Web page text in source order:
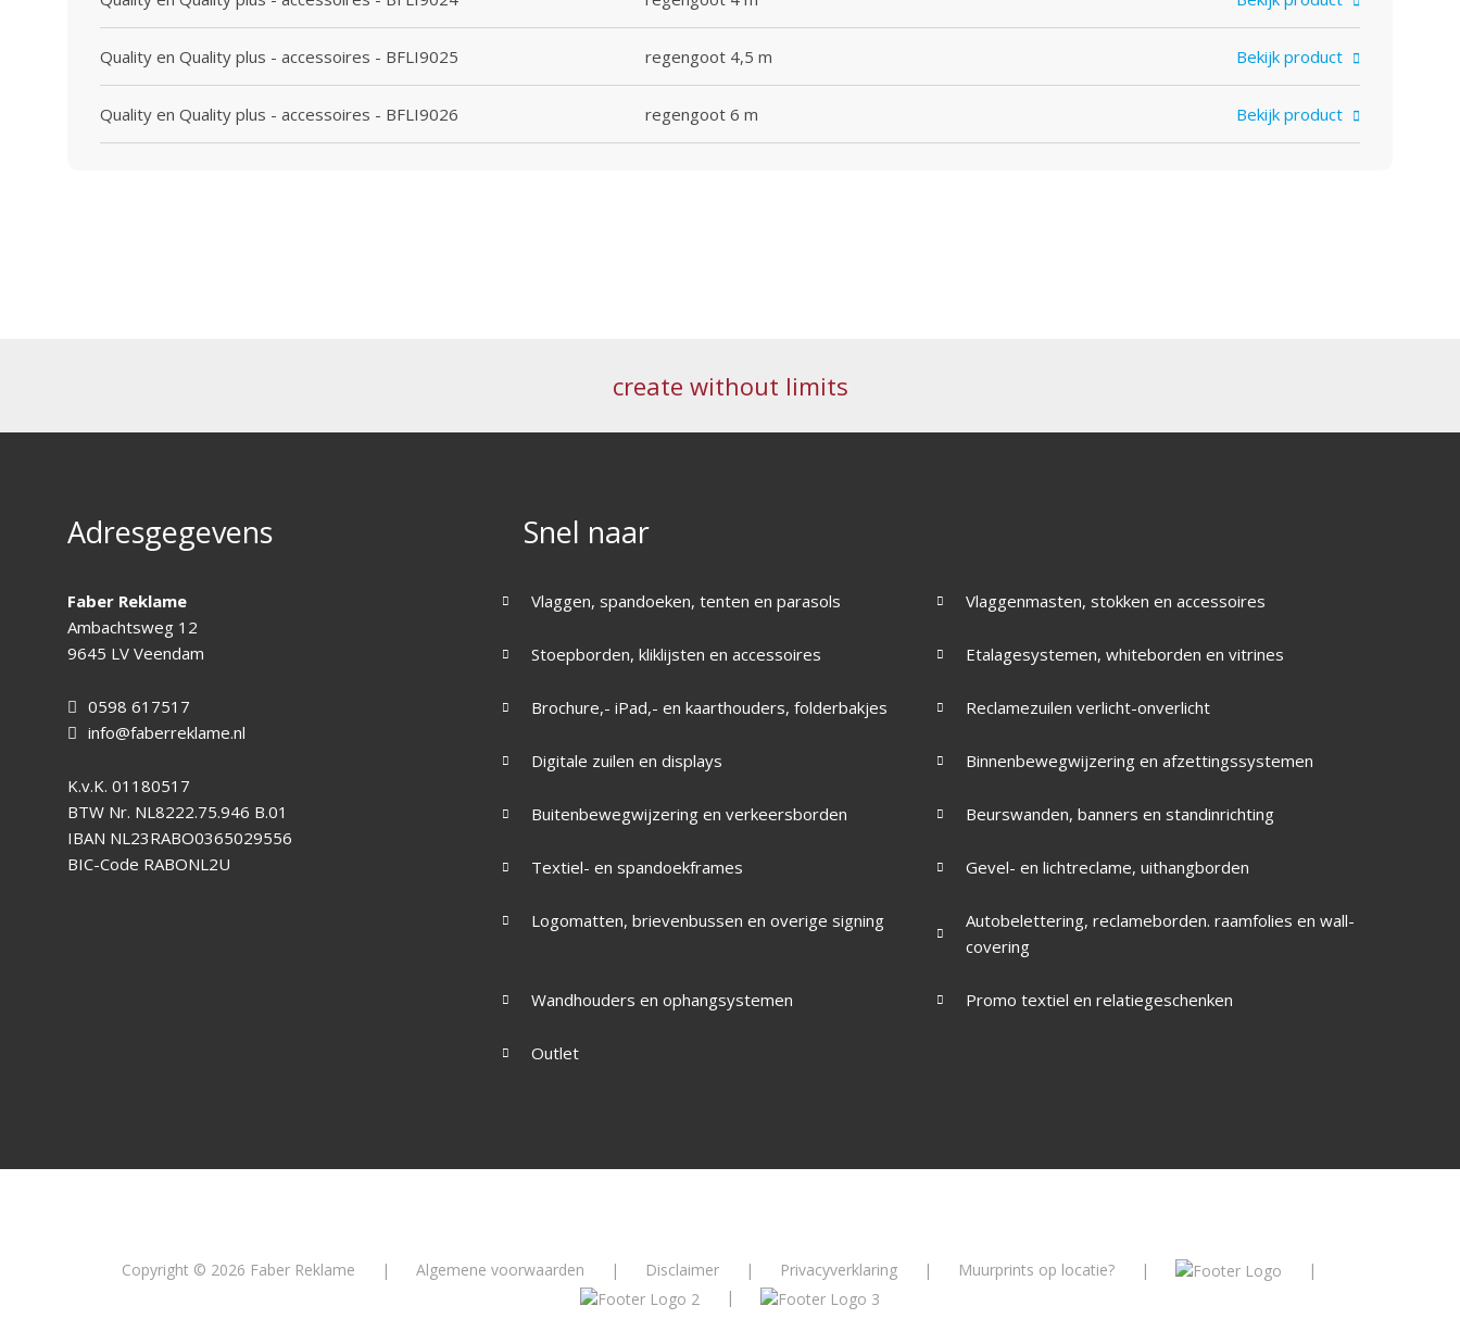
Quality en Quality plus - accessoires - BFLI9025 regengoot 4,5 m Bekijk product
Quality en Quality plus - accessoires - BFLI9026 regengoot 6 m Bekijk product
create without limits
Adresgegevens
Faber Reklame
Ambachtsweg 12
9645 LV Veendam
0598 617517
info@faberreklame.nl
K.v.K. 01180517
BTW Nr. NL8222.75.946 B.01
IBAN NL23RABO0365029556
BIC-Code RABONL2U
Snel naar
Vlaggen, spandoeken, tenten en parasols Vlaggenmasten, stokken en accessoires
Stoepborden, kliklijsten en accessoires Etalagesystemen, whiteborden en vitrines
Brochure,- iPad,- en kaarthouders, folderbakjes Reclamezuilen verlicht-onverlicht
Digitale zuilen en displays Binnenbewegwijzering en afzettingssystemen
Buitenbewegwijzering en verkeersborden Beurswanden, banners en standinrichting
Textiel- en spandoekframes Gevel- en lichtreclame, uithangborden
Logomatten, brievenbussen en overige signing
Autobelettering, reclameborden. raamfolies en wall-
covering
Wandhouders en ophangsystemen Promo textiel en relatiegeschenken
Outlet
Copyright © 2026 Faber Reklame | Algemene voorwaarden | Disclaimer | Privacyverklaring | Muurprints op locatie? |
|
|